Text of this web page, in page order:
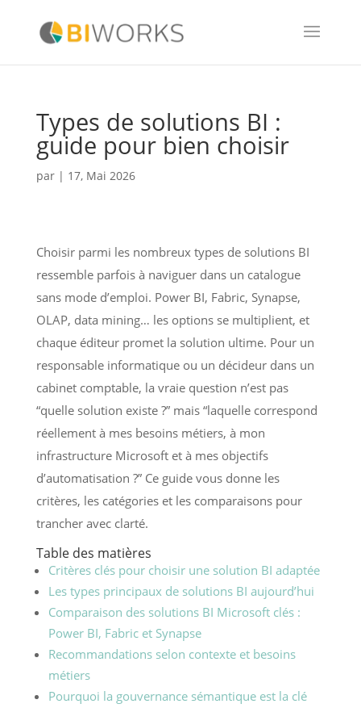
Types de solutions BI :
guide pour bien choisir
par | 17, Mai 2026
Choisir parmi les nombreux types de solutions BI
ressemble parfois à naviguer dans un catalogue
sans mode d’emploi. Power BI, Fabric, Synapse,
OLAP, data mining… les options se multiplient, et
chaque éditeur promet la solution ultime. Pour un
responsable informatique ou un décideur dans un
cabinet comptable, la vraie question n’est pas
“quelle solution existe ?” mais “laquelle correspond
réellement à mes besoins métiers, à mon
infrastructure Microsoft et à mes objectifs
d’automatisation ?” Ce guide vous donne les
critères, les catégories et les comparaisons pour
trancher avec clarté.
Table des matières
Critères clés pour choisir une solution BI adaptée
Les types principaux de solutions BI aujourd’hui
Comparaison des solutions BI Microsoft clés :
Power BI, Fabric et Synapse
Recommandations selon contexte et besoins
métiers
Pourquoi la gouvernance sémantique est la clé